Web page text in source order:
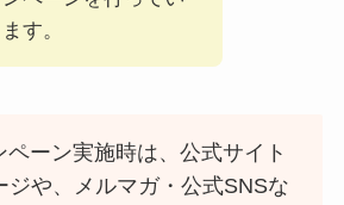
す。
ーン実施時は、公式サイト
ジや、メルマガ・公式SNSな